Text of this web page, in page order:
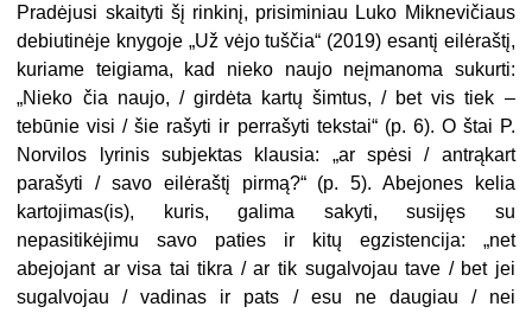
Pradėjusi skaityti šį rinkinį, prisiminiau Luko Miknevičiaus
debiutinėje knygoje „Už vėjo tuščia“ (2019) esantį eilėraštį,
kuriame teigiama, kad nieko naujo neįmanoma sukurti:
„Nieko čia naujo, / girdėta kartų šimtus, / bet vis tiek –
tebūnie visi / šie rašyti ir perrašyti tekstai“ (p. 6). O štai P.
Norvilos lyrinis subjektas klausia: „ar spėsi / antrąkart
parašyti / savo eilėraštį pirmą?“ (p. 5). Abejones kelia
kartojimas(is), kuris, galima sakyti, susijęs su
nepasitikėjimu savo paties ir kitų egzistencija: „net
abejojant ar visa tai tikra / ar tik sugalvojau tave / bet jei
sugalvojau / vadinas ir pats / esu ne daugiau / nei